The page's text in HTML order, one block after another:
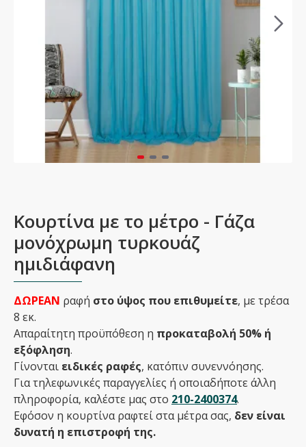
Κουρτίνα με το μέτρο - Γάζα
μονόχρωμη τυρκουάζ
ημιδιάφανη
ΔΩΡΕΑΝ ραφή στο ύψος που επιθυμείτε, με τρέσα
8 εκ.
Απαραίτητη προϋπόθεση η προκαταβολή 50% ή
εξόφληση.
Γίνονται ειδικές ραφές, κατόπιν συνεννόησης.
Για τηλεφωνικές παραγγελίες ή οποιαδήποτε άλλη
πληροφορία, καλέστε μας στο 210-2400374.
Εφόσον η κουρτίνα ραφτεί στα μέτρα σας, δεν είναι
δυνατή η επιστροφή της.